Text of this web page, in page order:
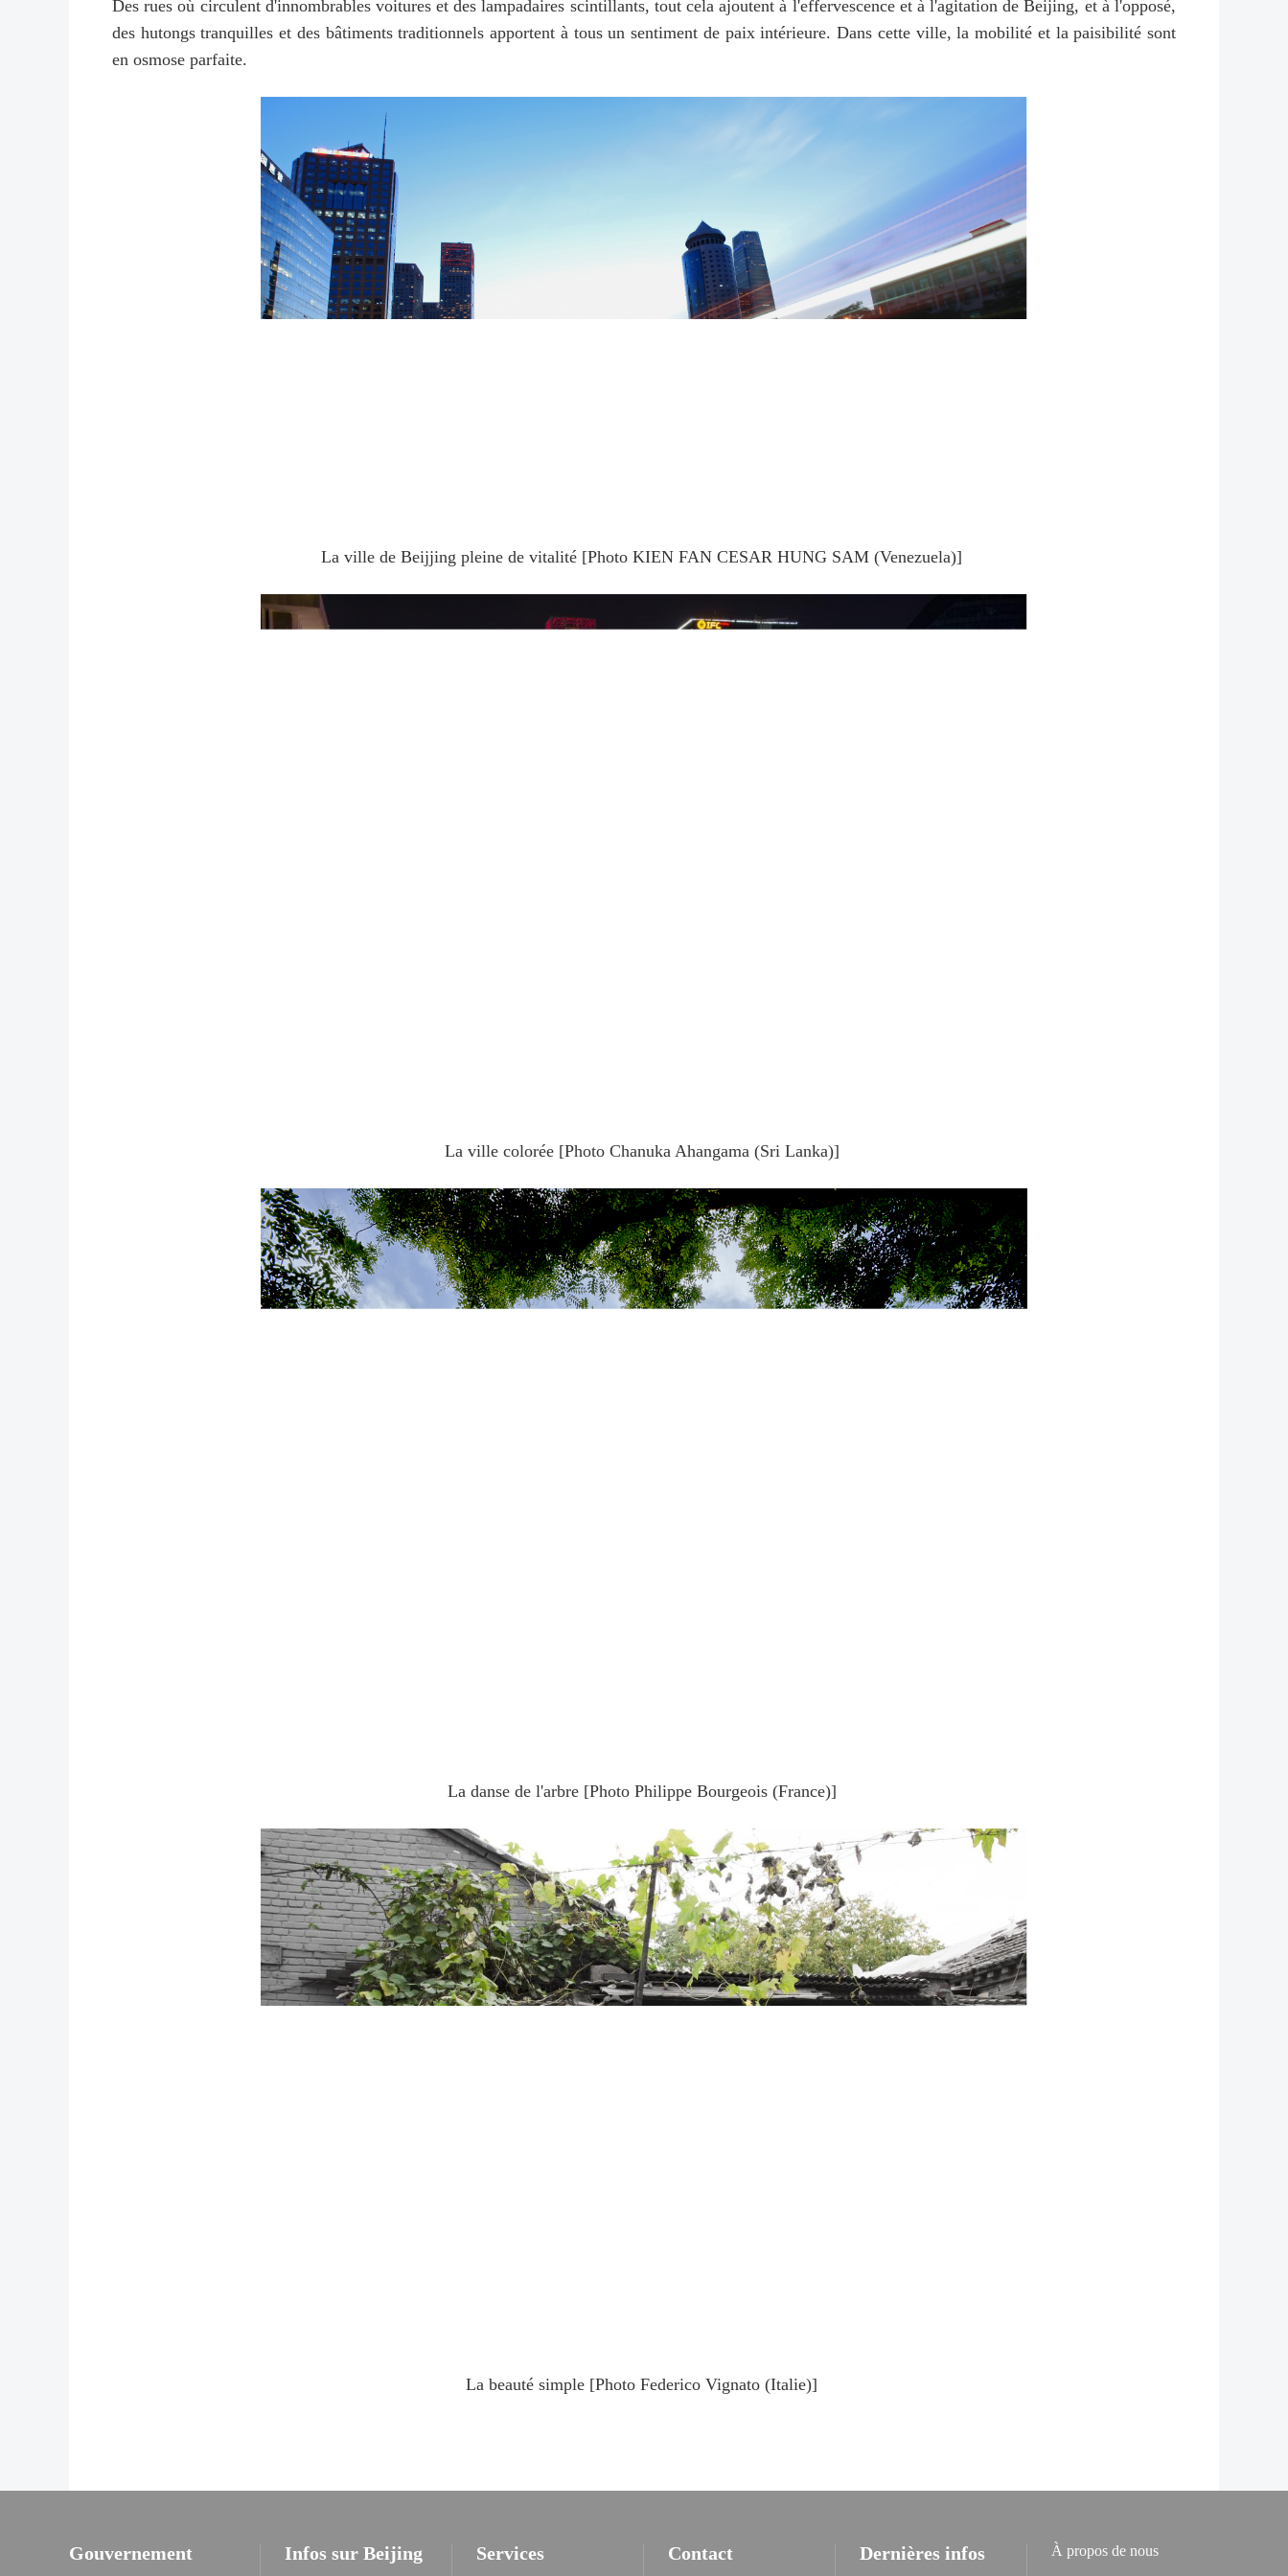
Des rues où circulent d'innombrables voitures et des lampadaires scintillants, tout cela ajoutent à l'effervescence et à l'agitation de Beijing, et à l'opposé,
des hutongs tranquilles et des bâtiments traditionnels apportent à tous un sentiment de paix intérieure. Dans cette ville, la mobilité et la paisibilité sont
en osmose parfaite.
La ville de Beijjing pleine de vitalité [Photo KIEN FAN CESAR HUNG SAM (Venezuela)]
La ville colorée [Photo Chanuka Ahangama (Sri Lanka)]
La danse de l'arbre [Photo Philippe Bourgeois (France)]
La beauté simple [Photo Federico Vignato (Italie)]
Gouvernement Infos sur Beijing Services Contact Dernières infos À propos de nous